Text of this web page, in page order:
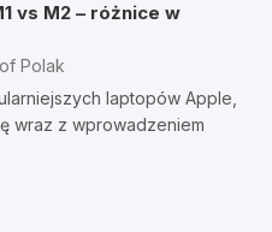
vs M2 – różnice w
Polak
laptopów Apple,
wraz z wprowadzeniem